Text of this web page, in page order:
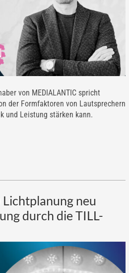
von MEDIALANTIC spricht
der Formfaktoren von Lautsprechern
und Leistung stärken kann.
Lichtplanung neu
durch die TILL-